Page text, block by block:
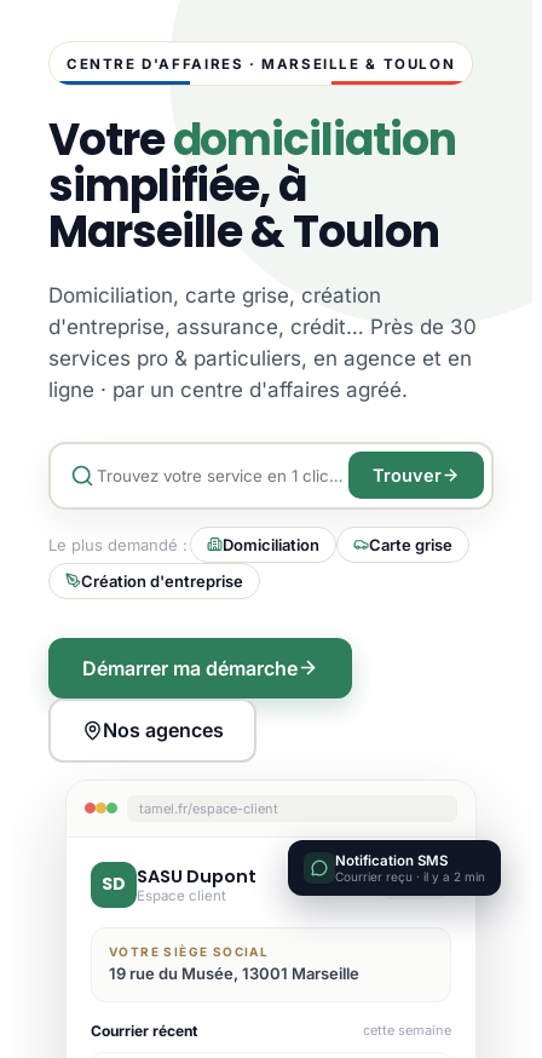
CENTRE D'AFFAIRES · MARSEILLE & TOULON
Votredomiciliation
simplifiée, à
Marseille & Toulon
Domiciliation, carte grise, création
d'entreprise, assurance, crédit… Près de 30
services pro & particuliers, en agence et en
ligne · par un centre d'affaires agréé.
Trouver
Le plus demandé : Domiciliation
Carte grise
Création d'entreprise
Démarrer ma démarche
Nos agences
tamel.fr/espace-client
SD SASU Dupont
Espace client
Active
VOTRE SIÈGE SOCIAL
19 rue du Musée, 13001 Marseille
Courrier récent cette semaine
Notification SMS
Courrier reçu · il y a 2 min